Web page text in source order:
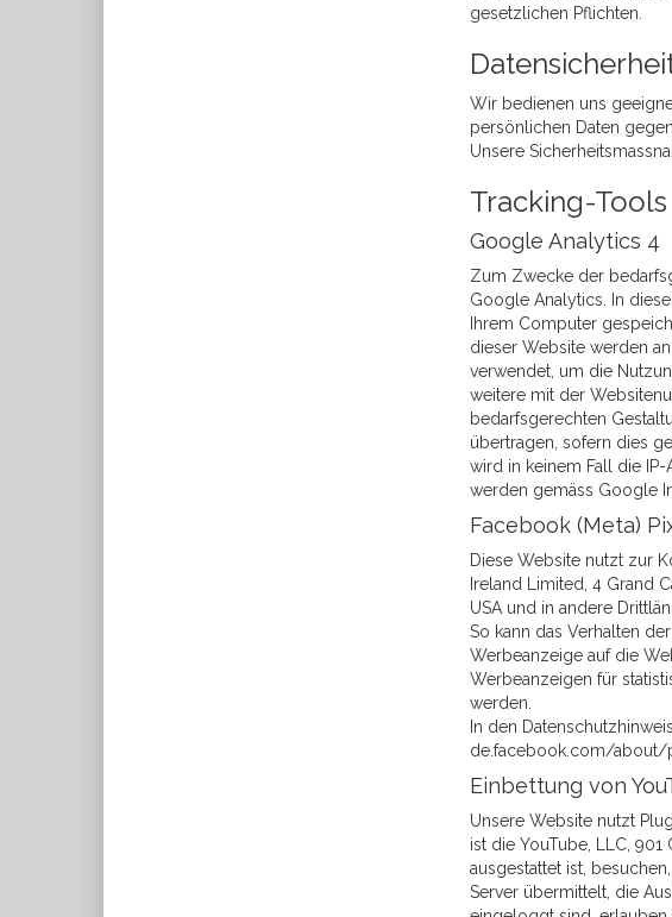
gesetzlichen Pflichten.
Wir bedienen uns
persönlichen Daten
Unsere
Tracking-Tools
Google Analytics 4
Zum Zwecke der
Google Analytics. In
Ihrem Computer
dieser Website werden
verwendet, um die
weitere mit der
bedarfsgerechten
übertragen, sofern dies
wird in keinem Fall die
werden gemäss Google
Facebook (Meta)
Diese Website nutzt zur
Ireland Limited, 4 Grand
USA und in andere
So kann das Verhalten
Werbeanzeige auf die
Werbeanzeigen für
werden.
In den
de.facebook.com/about/
Einbettung von
Unsere Website nutzt
ist die YouTube, LLC,
ausgestattet ist,
Server übermittelt, die